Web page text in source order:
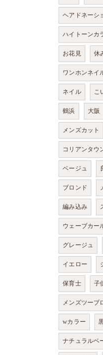
ヘアドネーシ
ハイトーンカ
お花見 休
ワンホンネイ
ネイル こ
鶴浜 大阪
メンズカット
コリアンタウ
ベージュ
ブロンド
編み込み
ウェーブカー
グレージュ
イエロー
保育士 子
メンズツーブ
wカラー
ナチュラルベ